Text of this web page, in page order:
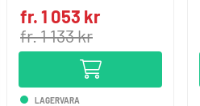
fr. 1 053 kr
fr. 1 133 kr
LAGERVARA